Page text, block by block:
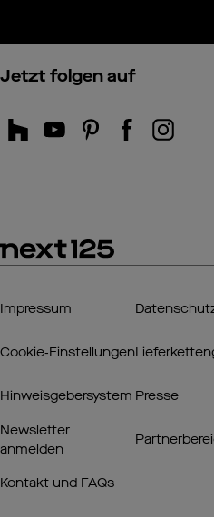
Impressum
Cookie‑Einstellungen
Hinweisgebersystem Presse
Newsletter
anmelden
Kontakt und FAQs
Jetzt folgen auf